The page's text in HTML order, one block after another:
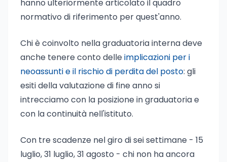
hanno ulteriormente articolato il quadro
normativo di riferimento per quest'anno.
Chi è coinvolto nella graduatoria interna deve
anche tenere conto delleimplicazioni per i
neoassunti e il rischio di perdita del posto: gli
esiti della valutazione di fine anno si
intrecciamo con la posizione in graduatoria e
con la continuità nell'istituto.
Con tre scadenze nel giro di sei settimane - 15
luglio, 31 luglio, 31 agosto - chi non ha ancora